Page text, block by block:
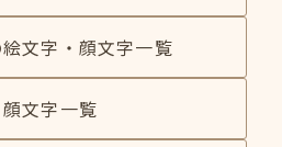
文字・顔文字一覧
文字一覧